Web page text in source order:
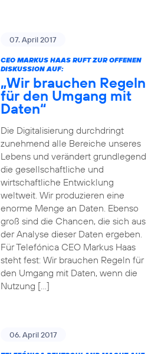
07. April 2017
CEO MARKUS HAAS RUFT ZUR OFFENEN
DISKUSSION AUF:
„Wir brauchen Regeln
für den Umgang mit
Daten“
Die Digitalisierung durchdringt
zunehmend alle Bereiche unseres
Lebens und verändert grundlegend
die gesellschaftliche und
wirtschaftliche Entwicklung
weltweit. Wir produzieren eine
enorme Menge an Daten. Ebenso
groß sind die Chancen, die sich aus
der Analyse dieser Daten ergeben.
Für Telefónica CEO Markus Haas
steht fest: Wir brauchen Regeln für
den Umgang mit Daten, wenn die
Nutzung […]
06. April 2017